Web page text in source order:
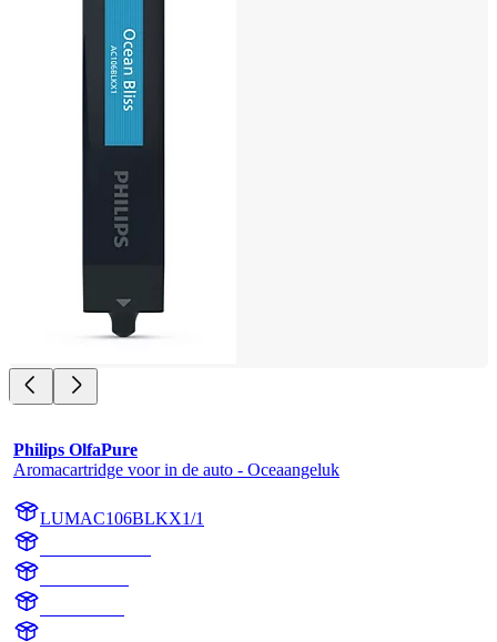
Philips OlfaPure
Aromacartridge voor in de auto - Oceaangeluk
LUMAC106BLKX1/1